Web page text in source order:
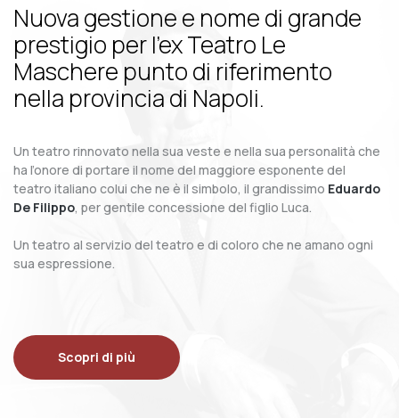
Nuova gestione e nome di grande
prestigio per l’ex Teatro Le
Maschere punto di riferimento
nella provincia di Napoli.
Un teatro rinnovato nella sua veste e nella sua personalità che
ha l’onore di portare il nome del maggiore esponente del
teatro italiano colui che ne è il simbolo, il grandissimo Eduardo
De Filippo, per gentile concessione del figlio Luca.
Un teatro al servizio del teatro e di coloro che ne amano ogni
sua espressione.
Scopri di più